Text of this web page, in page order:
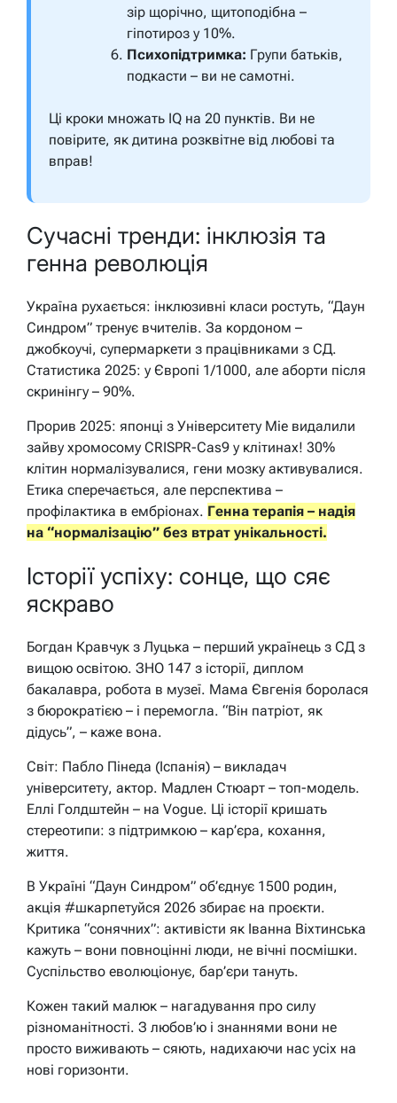
зір щорічно, щитоподібна –
гіпотироз у 10%.
Психопідтримка: Групи батьків,
подкасти – ви не самотні.
Ці кроки множать IQ на 20 пунктів. Ви не
повірите, як дитина розквітне від любові та
вправ!
Сучасні тренди: інклюзія та
генна революція
Україна рухається: інклюзивні класи ростуть, “Даун
Синдром” тренує вчителів. За кордоном –
джобкоучі, супермаркети з працівниками з СД.
Статистика 2025: у Європі 1/1000, але аборти після
скринінгу – 90%.
Прорив 2025: японці з Університету Mie видалили
зайву хромосому CRISPR-Cas9 у клітинах! 30%
клітин нормалізувалися, гени мозку активувалися.
Етика сперечається, але перспектива –
профілактика в ембріонах. Генна терапія – надія
на “нормалізацію” без втрат унікальності.
Історії успіху: сонце, що сяє
яскраво
Богдан Кравчук з Луцька – перший українець з СД з
вищою освітою. ЗНО 147 з історії, диплом
бакалавра, робота в музеї. Мама Євгенія боролася
з бюрократією – і перемогла. “Він патріот, як
дідусь”, – каже вона.
Світ: Пабло Пінеда (Іспанія) – викладач
університету, актор. Мадлен Стюарт – топ-модель.
Еллі Голдштейн – на Vogue. Ці історії кришать
стереотипи: з підтримкою – кар’єра, кохання,
життя.
В Україні “Даун Синдром” об’єднує 1500 родин,
акція #шкарпетуйся 2026 збирає на проєкти.
Критика “сонячних”: активісти як Іванна Віхтинська
кажуть – вони повноцінні люди, не вічні посмішки.
Суспільство еволюціонує, бар’єри тануть.
Кожен такий малюк – нагадування про силу
різноманітності. З любов’ю і знаннями вони не
просто виживають – сяють, надихаючи нас усіх на
нові горизонти.